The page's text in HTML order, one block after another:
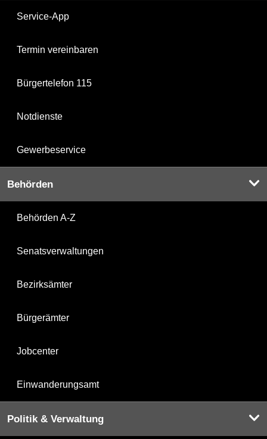
Service-App
Termin vereinbaren
Bürgertelefon 115
Notdienste
Gewerbeservice
Behörden
Behörden A-Z
Senatsverwaltungen
Bezirksämter
Bürgerämter
Jobcenter
Einwanderungsamt
Politik & Verwaltung